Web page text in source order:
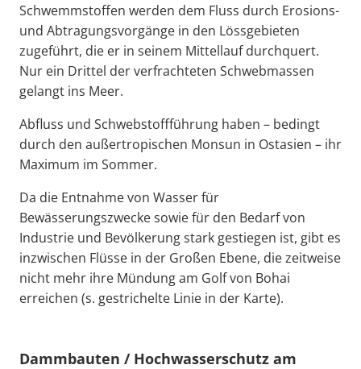
Schwemmstoffen werden dem Fluss durch Erosions-
und Abtragungsvorgänge in den Lössgebieten
zugeführt, die er in seinem Mittellauf durchquert.
Nur ein Drittel der verfrachteten Schwebmassen
gelangt ins Meer.
Abfluss und Schwebstoffführung haben – bedingt
durch den außertropischen Monsun in Ostasien – ihr
Maximum im Sommer.
Da die Entnahme von Wasser für
Bewässerungszwecke sowie für den Bedarf von
Industrie und Bevölkerung stark gestiegen ist, gibt es
inzwischen Flüsse in der Großen Ebene, die zeitweise
nicht mehr ihre Mündung am Golf von Bohai
erreichen (s. gestrichelte Linie in der Karte).
Dammbauten / Hochwasserschutz am